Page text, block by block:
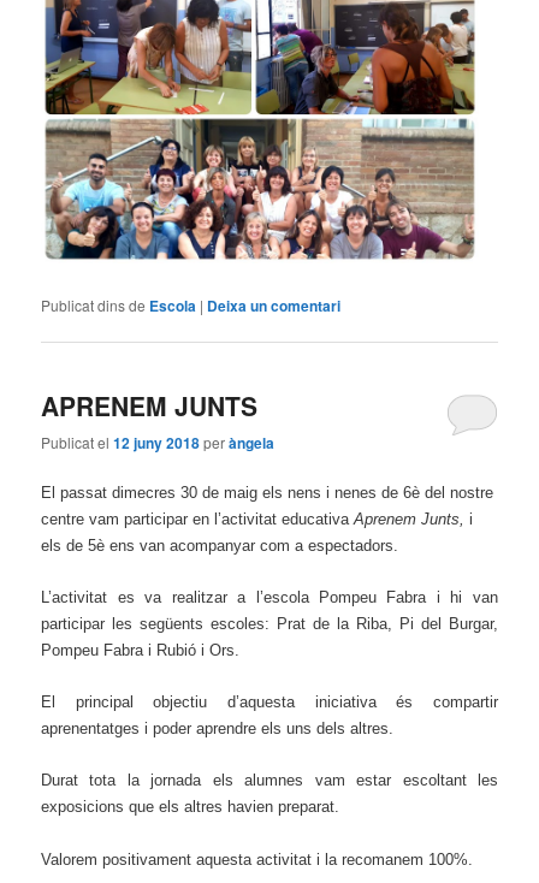
Publicat dins de Escola | Deixa un comentari
APRENEM JUNTS
Publicat el12 juny 2018peràngela
El passat dimecres 30 de maig els nens i nenes de 6è del nostre
centre vam participar en l’activitat educativaAprenem Junts,i
els de 5èens van acompanyar com aespectadors.
L’activitat es va realitzar a l’escola Pompeu Fabra i hi van
participar les següents escoles: Prat de la Riba, Pi del Burgar,
Pompeu Fabra i Rubió i Ors.
E l principal objectiu d’aquesta iniciativa és compartir
aprenentatges ipoder aprendre els uns dels altres.
Durat tota la jornada els alumnes vam estar escoltant les
exposicions que els altres havien preparat.
Valorem positivament aquesta activitat i la recomanem 100%.